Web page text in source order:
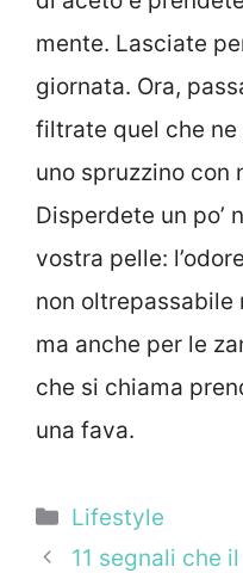
mente. Lasciate
giornata. Ora,
filtrate quel che
uno spruzzino con
Disperdete un po’
vostra pelle:
non oltrepassabile
ma anche per le
che si chiama
una fava.
Categorie
Lifestyle
11 segnali che